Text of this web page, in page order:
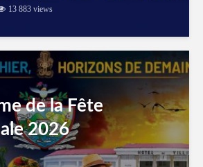
13 883 views
de la Fête
2026